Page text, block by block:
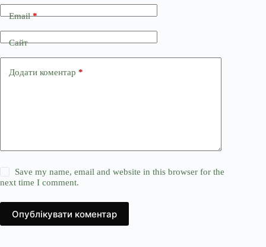
Email*
Сайт
Додати коментар *
Save my name, email and website in this browser for the
next time I comment.
Опублікувати коментар